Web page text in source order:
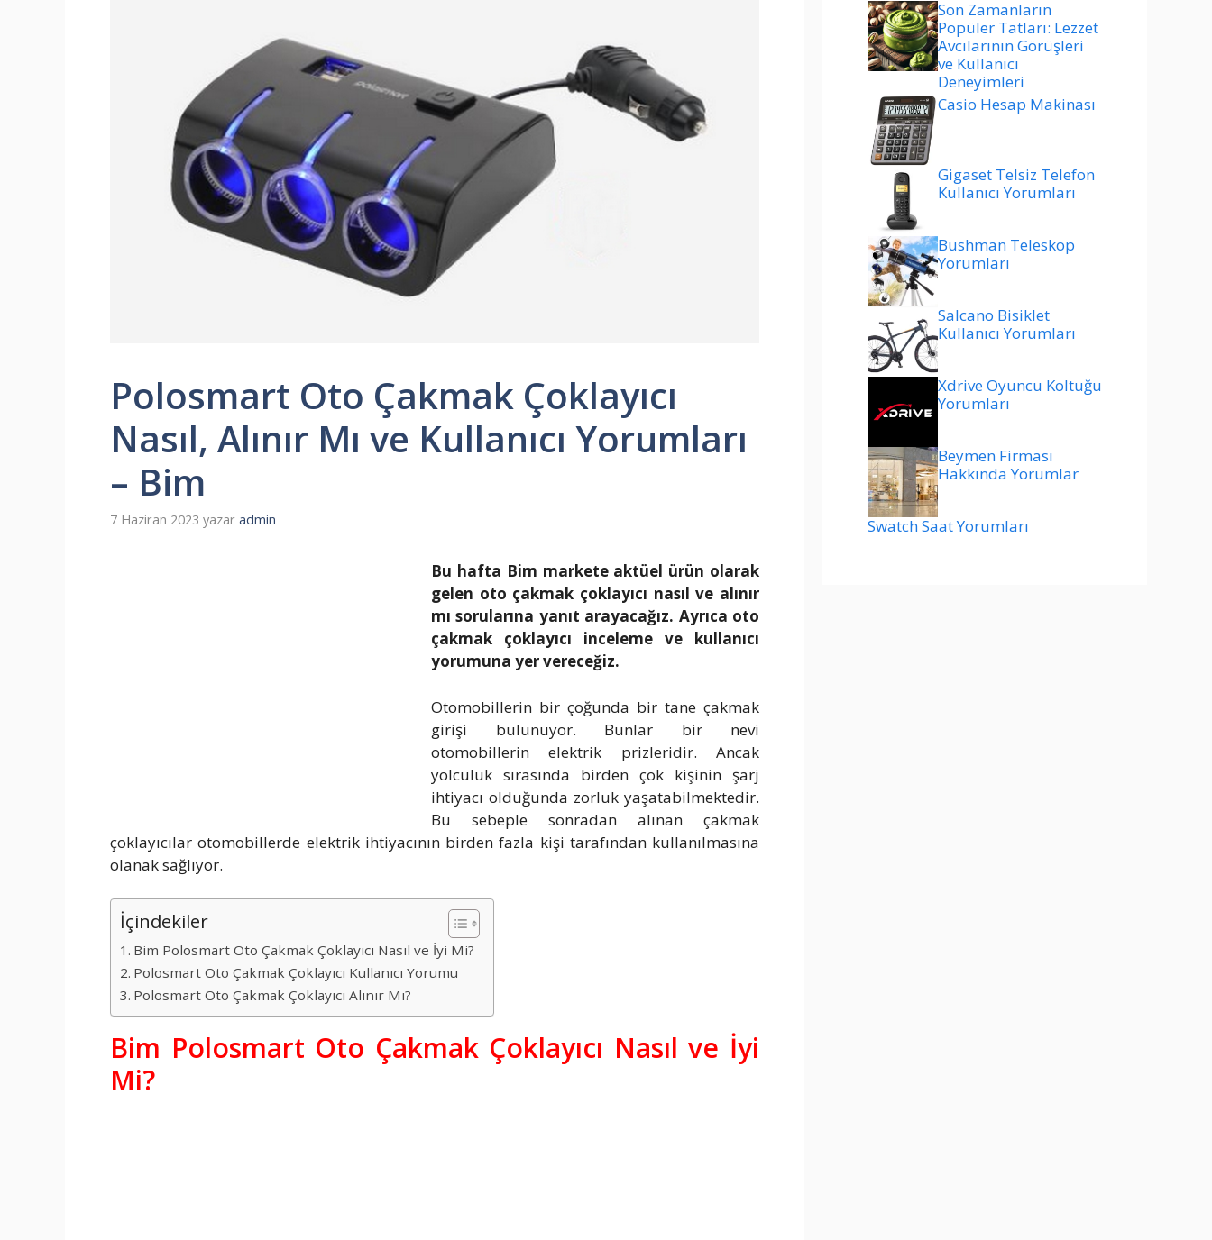
Polosmart Oto Çakmak Çoklayıcı
Nasıl, Alınır Mı ve Kullanıcı Yorumları
– Bim
7 Haziran 2023 yazar admin
Bu hafta Bim markete aktüel ürün olarak
gelen oto çakmak çoklayıcı nasıl ve alınır
mı sorularına yanıt arayacağız. Ayrıca oto
çakmak çoklayıcı inceleme ve kullanıcı
yorumuna yer vereceğiz.
Otomobillerin bir çoğunda bir tane çakmak
girişi bulunuyor. Bunlar bir nevi
otomobillerin elektrik prizleridir. Ancak
yolculuk sırasında birden çok kişinin şarj
ihtiyacı olduğunda zorluk yaşatabilmektedir.
Bu sebeple sonradan alınan çakmak
çoklayıcılar otomobillerde elektrik ihtiyacının birden fazla kişi tarafından kullanılmasına
olanak sağlıyor.
İçindekiler
Bim Polosmart Oto Çakmak Çoklayıcı Nasıl ve İyi Mi?
Polosmart Oto Çakmak Çoklayıcı Kullanıcı Yorumu
Polosmart Oto Çakmak Çoklayıcı Alınır Mı?
Bim Polosmart Oto Çakmak Çoklayıcı Nasıl ve İyi
Mi?
Son Zamanların
Popüler Tatları: Lezzet
Avcılarının Görüşleri
ve Kullanıcı
Deneyimleri
Casio Hesap Makinası
Gigaset Telsiz Telefon
Kullanıcı Yorumları
Bushman Teleskop
Yorumları
Salcano Bisiklet
Kullanıcı Yorumları
Xdrive Oyuncu Koltuğu
Yorumları
Beymen Firması
Hakkında Yorumlar
Swatch Saat Yorumları